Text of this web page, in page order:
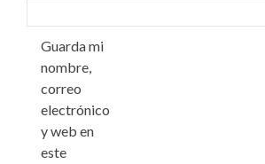
Guarda mi
nombre,
correo
electrónico
y web en
este